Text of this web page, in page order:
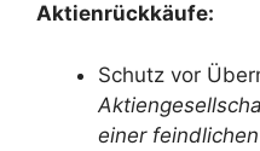
Aktienrückkäufe:
Schutz vor
einer